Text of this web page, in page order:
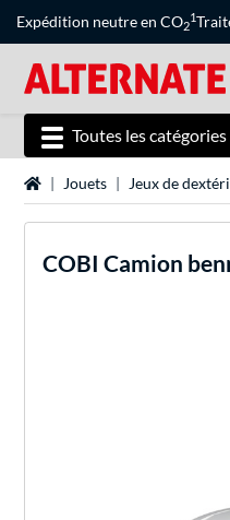
Expédition neutre en CO2
1
Toutes les catégories
Page d'accueil
Jouets Jeux de
COBI Camion